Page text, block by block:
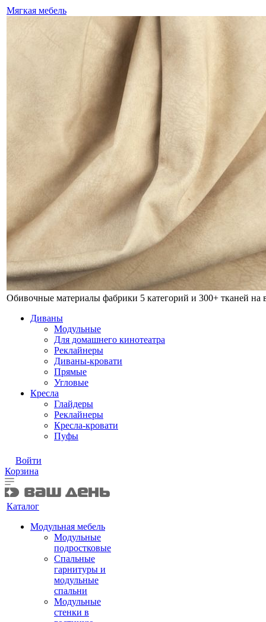
Мягкая мебель
Обивочные материалы фабрики 5 категорий и 300+ тканей на
Диваны
Модульные
Для домашнего кинотеатра
Реклайнеры
Диваны-кровати
Прямые
Угловые
Кресла
Глайдеры
Реклайнеры
Кресла-кровати
Пуфы
Войти
Корзина
Каталог
Модульная мебель
Модульные
подростковые
Спальные
гарнитуры и
модульные
спальни
Модульные
стенки в